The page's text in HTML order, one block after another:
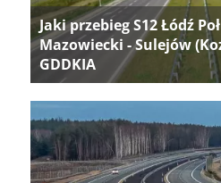
Jaki przebieg S12 Łódź
Mazowiecki - Sulejów
GDDKIA